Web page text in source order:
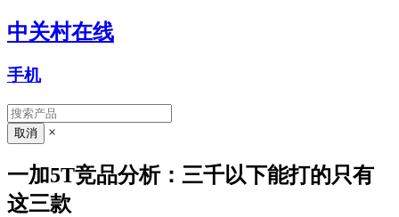
中关村在线
手机
×
一加5T竞品分析：三千以下能打的只有
这三款